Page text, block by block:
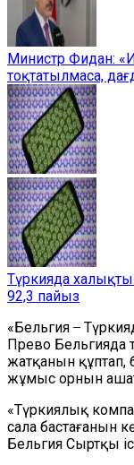
Министр Фидан:
тоқтатылмаса,
Түркияда
92,3 пайыз
«Бельгия
Прево Бельгияда
жатқанын
жұмыс орнын
«Түркиялық
сала бастағанын
Бельгия Сыртқы